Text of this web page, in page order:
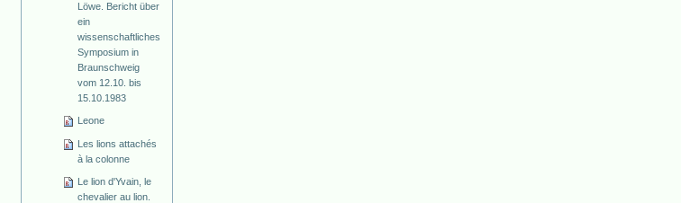
Löwe. Bericht über
ein
wissenschaftliches
Symposium in
Braunschweig
vom 12.10. bis
15.10.1983
Leone
Les lions attachés
à la colonne
Le lion d'Yvain, le
chevalier au lion.